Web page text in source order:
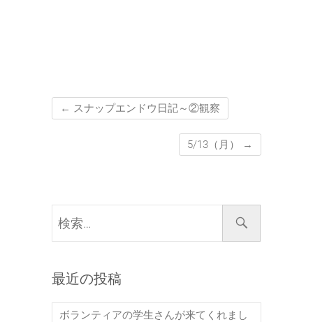
← スナップエンドウ日記～②観察
5/13（月） →
索…
最近の投稿
ボランティアの学生さんが来てくれまし